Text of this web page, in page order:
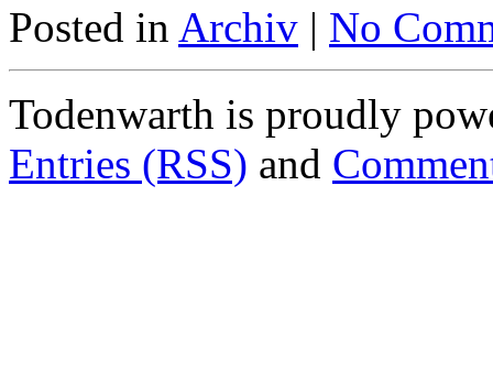
Posted in Archiv | No
Todenwarth is proudly
Entries (RSS) and